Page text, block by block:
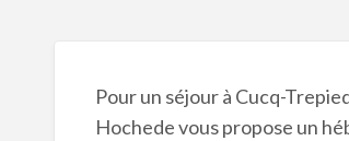
Pour un séjour à Cucq-
Hochede vous propose un